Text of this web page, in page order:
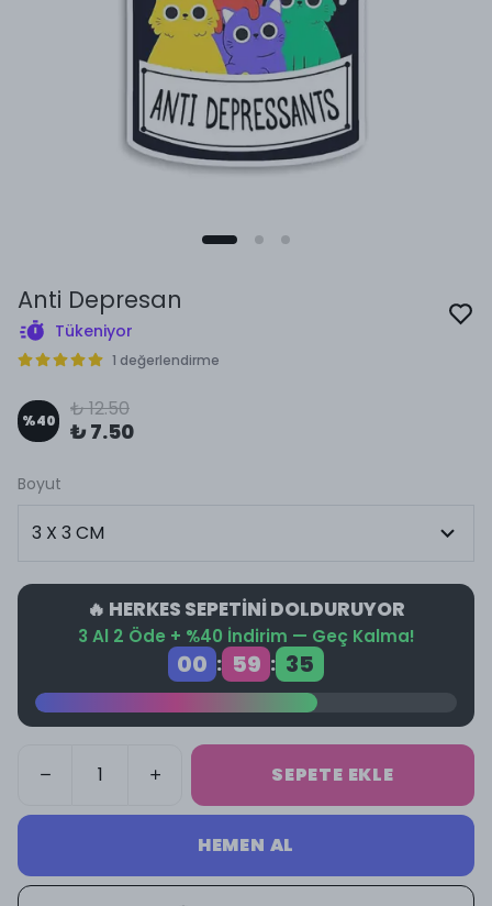
Anti Depresan
Tükeniyor
1 değerlendirme
%40 ₺ 12.50
₺ 7.50
Boyut
🔥 HERKES SEPETİNİ DOLDURUYOR
3 Al 2 Öde + %40 İndirim — Geç Kalma!
00 : 59 : 34
SEPETE EKLE
HEMEN AL